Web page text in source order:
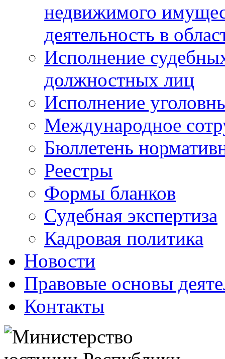
недвижимого
деятельность в
Исполнение
должностных лиц
Исполнение
Международное
Бюллетень
Реестры
Формы бланков
Судебная экспертиза
Кадровая политика
Новости
Правовые основы
Контакты